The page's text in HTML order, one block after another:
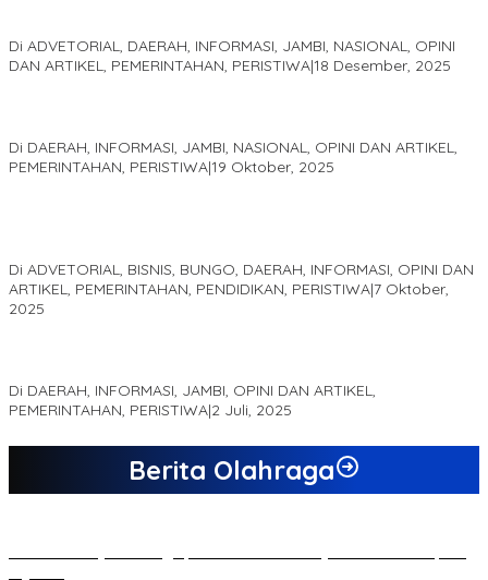
Di ADVETORIAL, DAERAH, INFORMASI, JAMBI, NASIONAL, OPINI
DAN ARTIKEL, PEMERINTAHAN, PERISTIWA|18 Desember, 2025
Di DAERAH, INFORMASI, JAMBI, NASIONAL, OPINI DAN ARTIKEL,
PEMERINTAHAN, PERISTIWA|19 Oktober, 2025
Di ADVETORIAL, BISNIS, BUNGO, DAERAH, INFORMASI, OPINI DAN
ARTIKEL, PEMERINTAHAN, PENDIDIKAN, PERISTIWA|7 Oktober,
2025
Di DAERAH, INFORMASI, JAMBI, OPINI DAN ARTIKEL,
PEMERINTAHAN, PERISTIWA|2 Juli, 2025
Berita Olahraga